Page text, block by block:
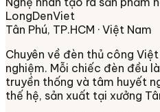
LongDenViet
Tân Phú, TP.HCM · Việt Nam
Chuyên về đèn thủ công Việt
nghiệm. Mỗi chiếc đèn đều
truyền thống và tâm huyết
thế hệ, sản xuất tại xưởng